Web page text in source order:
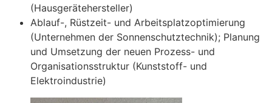
(Hausgerätehersteller)
Ablauf-, Rüstzeit- und Arbeitsplatzoptimierung
(Unternehmen der Sonnenschutztechnik); Planung
und Umsetzung der neuen Prozess- und
Organisationsstruktur (Kunststoff- und
Elektroindustrie)